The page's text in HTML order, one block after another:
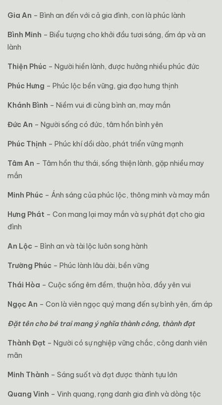
Gia An – Bình an đến với cả gia đình, con là phúc lành
Bình Minh – Biểu tượng cho khởi đầu tươi sáng, ấm áp và an
lành
Thiện Phúc – Người hiền lành, được hưởng nhiều phúc đức
Phúc Hưng – Phúc lộc bền vững, gia đạo hưng thịnh
Khánh Bình – Niềm vui đi cùng bình an, may mắn
Đức An – Người sống có đức, tâm hồn bình yên
Phúc Thịnh – Phúc khí dồi dào, phát triển vững mạnh
Tâm An – Tâm hồn thư thái, sống thiện lành, gặp nhiều may
mắn
Minh Phúc – Ánh sáng của phúc lộc, thông minh và may mắn
Hưng Phát – Con mang lại may mắn và sự phát đạt cho gia
đình
An Lộc – Bình an và tài lộc luôn song hành
Trường Phúc – Phúc lành lâu dài, bền vững
Thái Hòa – Cuộc sống êm đềm, thuận hòa, đầy yên vui
Ngọc An – Con là viên ngọc quý mang đến sự bình yên, ấm áp
Đặt tên cho bé trai mang ý nghĩa thành công, thành đạt
Thành Đạt – Người có sự nghiệp vững chắc, công danh viên
mãn
Minh Thành – Sáng suốt và đạt được thành tựu lớn
Quang Vinh – Vinh quang, rạng danh gia đình và dòng tộc